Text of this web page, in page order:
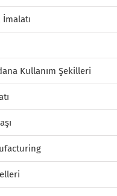
Kullanım Şekilleri